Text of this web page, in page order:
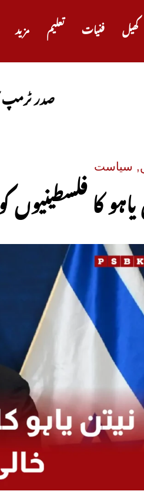
مزید تعلیم فنیات کھیل
صدر ٹرمپ کا دعویٰ،
, سیاست
یاہو کا